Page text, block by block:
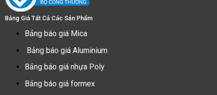
Bảng Giá Tất Cả Các Sản Phẩm
Bảng báo giá Mica
Bảng báo giá Aluminium
Bảng báo giá nhựa Poly
Bảng báo giá formex